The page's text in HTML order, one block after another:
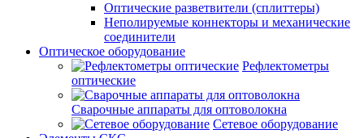
Оптические разветвители (сплиттеры)
Неполируемые коннекторы и механические
соединители
Оптическое оборудование
Рефлектометры
оптические
Сварочные аппараты для оптоволокна
Сетевое оборудование